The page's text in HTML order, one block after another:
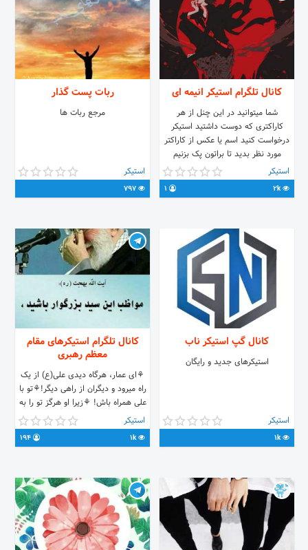
کانال تلگرام استیکر انیمه ای
شما میتوانید در این چنل از هر
کاراکتری که دوست داشتید استیکر
درخواست کنید اسم یا عکس از کاراکتر
مورد نظر بدید تا براتون پک بزنیم
استیکر
2k
ربات پست گذار
مرجع ربات ها
استیکر
کانال گپ استیکر ناب
استیکرهای جدید و رایگان
استیکر
1k
کانال تلگرام استیکرهای مقام
معظم رهبری
⚘ای عمار، هرگاه دیدی علی(ع) از یک
راه میرود و دیگران از راهی دیگر!⚘تو با
علی همراه باش! ⚘زیرا او هرگز تو را به
گمراهی دلالت نمی کند. .
www.Khamenei.ir . ارتباط مستقیم با
بیت رهبری 👇. .
استیکر
1k